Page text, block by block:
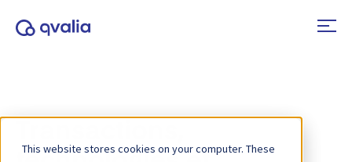
This website stores cookies on your computer. These